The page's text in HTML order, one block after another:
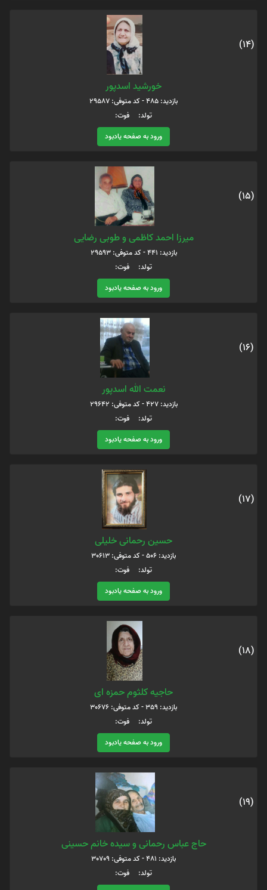
(14)
خورشید اسدپور
بازدید: 485 - کد متوفی: 29587
تولد: فوت:
ورود به صفحه یادبود
(15)
میرزا احمد کاظمی و طوبی رضایی
بازدید: 441 - کد متوفی: 29593
تولد: فوت:
ورود به صفحه یادبود
(16)
نعمت الله اسدپور
بازدید: 427 - کد متوفی: 29642
تولد: فوت:
ورود به صفحه یادبود
(17)
حسین رحمانی خلیلی
بازدید: 506 - کد متوفی: 30613
تولد: فوت:
ورود به صفحه یادبود
(18)
حاجیه کلثوم حمزه ای
بازدید: 359 - کد متوفی: 30676
تولد: فوت:
ورود به صفحه یادبود
(19)
حاج عباس رحمانی و سیده خانم حسینی
بازدید: 481 - کد متوفی: 30709
تولد: فوت: